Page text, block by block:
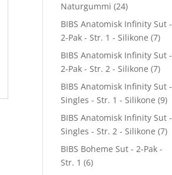
Naturgummi (24)
BIBS Anatomisk Infinity Sut -
2-Pak - Str. 1 - Silikone (7)
BIBS Anatomisk Infinity Sut -
2-Pak - Str. 2 - Silikone (7)
BIBS Anatomisk Infinity Sut -
Singles - Str. 1 - Silikone (9)
BIBS Anatomisk Infinity Sut -
Singles - Str. 2 - Silikone (7)
BIBS Boheme Sut - 2-Pak -
Str. 1 (6)